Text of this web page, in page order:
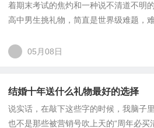
着期末考试的焦灼和一种说不清道不明
高中男生挑礼物，简直是世界级难题，
05月08日
结婚十年送什么礼物最好的选择
说实话，在敲下这些字的时候，我脑子
也不是那些被营销号吹上天的“周年必